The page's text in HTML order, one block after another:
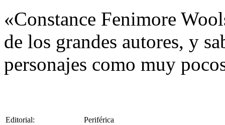
«Constance Fenimore
de los grandes autores, y
personajes como muy
Editorial:
Periférica